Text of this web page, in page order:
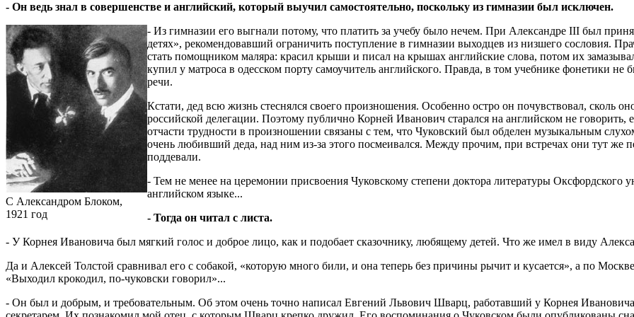
- Он ведь знал в совершенстве и английский, который выучил самостоятельно, поскольку из гимназии был исключен.
С Александром Блоком,
1921 год
- Из гимназии его выгнали потому, что платить за учебу было нечем. При Александре III был
детях», рекомендовавший ограничить поступление в гимназии выходцев из низшего сословия.
стать помощником маляра: красил крыши и писал на крышах английские слова, потом их
купил у матроса в одесском порту самоучитель английского. Правда, в том учебнике фонетики
речи.
Кстати, дед всю жизнь стеснялся своего произношения. Особенно остро он почувствовал, сколь
российской делегации. Поэтому публично Корней Иванович старался на английском не говорить,
отчасти трудности в произношении связаны с тем, что Чуковский был обделен музыкальным
очень любивший деда, над ним из-за этого посмеивался. Между прочим, при встречах они тут же
поддевали.
- Тем не менее на церемонии присвоения Чуковскому степени доктора литературы Оксфордского
английском языке...
- Тогда он читал с листа.
- У Корнея Ивановича был мягкий голос и доброе лицо, как и подобает сказочнику, любящему детей. Что же имел в виду
Да и Алексей Толстой сравнивал его с собакой, «которую много били, и она теперь без причины рычит и кусается», а по
«Выходил крокодил, по-чуковски говорил»...
- Он был и добрым, и требовательным. Об этом очень точно написал Евгений Львович Шварц, работавший у Корнея